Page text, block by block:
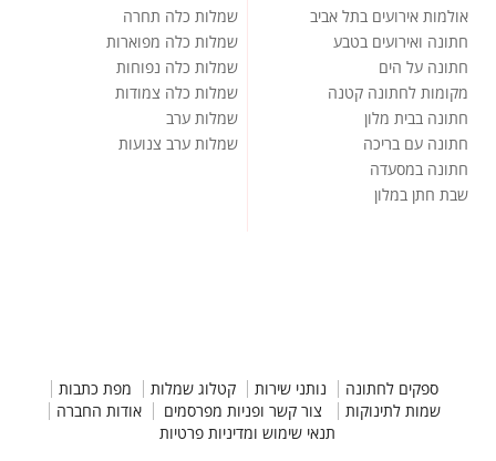
אולמות אירועים בתל אביב
חתונה ואירועים בטבע
חתונה על הים
מקומות לחתונה קטנה
חתונה בבית מלון
חתונה עם בריכה
חתונה במסעדה
שבת חתן במלון
שמלות כלה תחרה
שמלות כלה מפוארות
שמלות כלה נפוחות
שמלות כלה צמודות
שמלות ערב
שמלות ערב צנועות
ספקים לחתונה נותני שירות קטלוג שמלות
מפת כתבות
שמות לתינוקות
צור קשר ופניות מפרסמים
אודות החברה
תנאי שימוש ומדיניות פרטיות